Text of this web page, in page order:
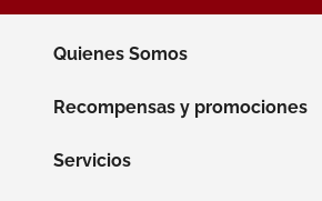
Quienes Somos
Recompensas y promociones
Servicios